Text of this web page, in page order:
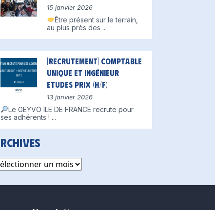
15 janvier 2026
Être présent sur le terrain,
au plus près des ...
[Recrutement] Comptable
unique et Ingénieur
Etudes Prix (H/F)
13 janvier 2026
Le GEYVO ILE DE FRANCE recrute pour
ses adhérents ! ...